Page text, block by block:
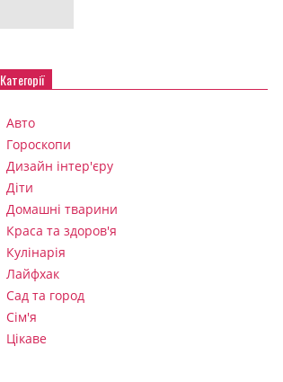
Категорії
Авто
Гороскопи
Дизайн інтер'єру
Діти
Домашні тварини
Краса та здоров'я
Кулінарія
Лайфхак
Сад та город
Сім'я
Цікаве